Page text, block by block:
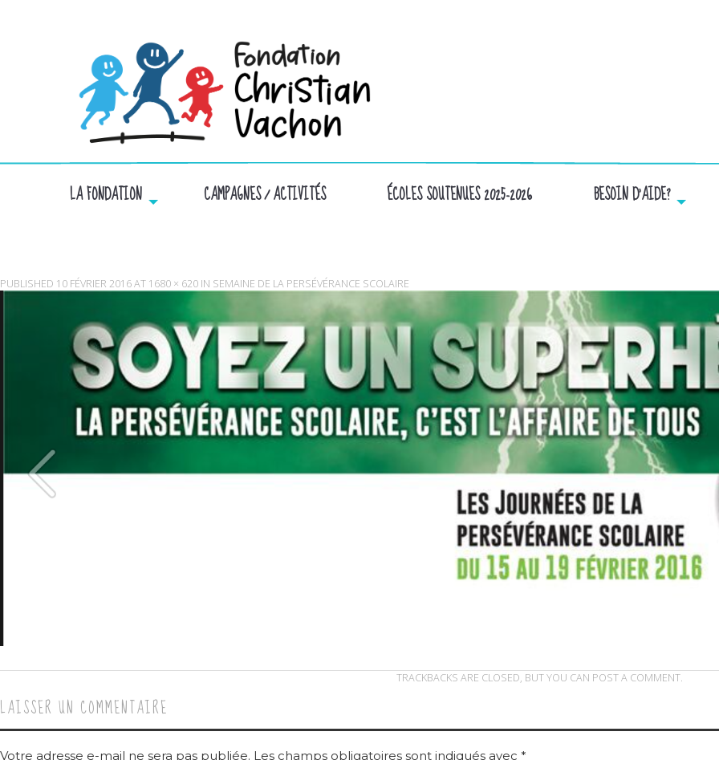
LA FONDATION CAMPAGNES / ACTIVITÉS ÉCOLES SOUTENUES 2025-2026 BESOIN D’AIDE?
PUBLISHED 10 FÉVRIER 2016AT 1680 × 620 IN SEMAINE DE LA PERSÉVÉRANCE SCOLAIRE
TRACKBACKS ARE CLOSED, BUT YOU CAN POST A COMMENT.
LAISSER UN COMMENTAIRE
Votre adresse e-mail ne sera pas publiée. Les champs obligatoires sont indiqués avec *